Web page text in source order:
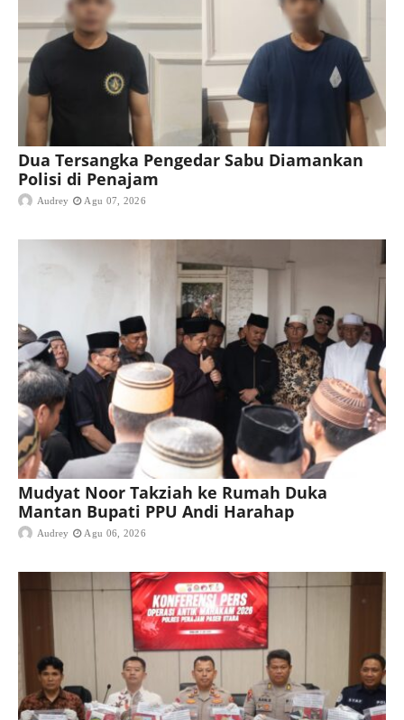
Dua Tersangka Pengedar Sabu Diamankan
Polisi di Penajam
Audrey Agu 07, 2026
Mudyat Noor Takziah ke Rumah Duka
Mantan Bupati PPU Andi Harahap
Audrey Agu 06, 2026